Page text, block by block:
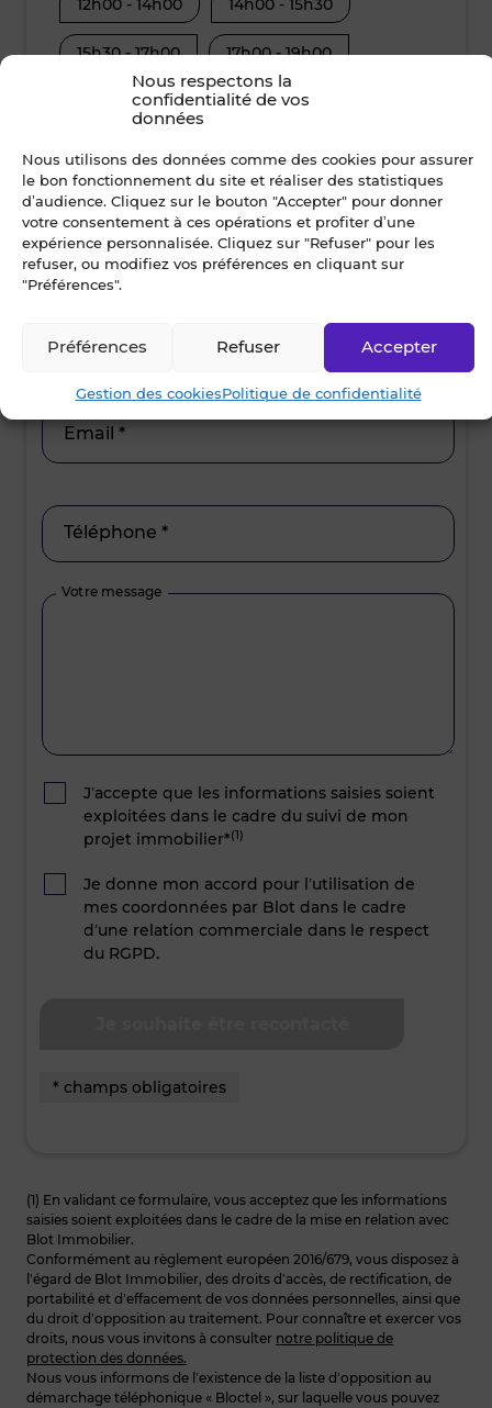
Nous respectons la
confidentialité de vos
données
Nous utilisons des données comme des cookies pour assurer
le bon fonctionnement du site et réaliser des statistiques
d’audience. Cliquez sur le bouton "Accepter" pour donner
votre consentement à ces opérations et profiter d’une
expérience personnalisée. Cliquez sur "Refuser" pour les
refuser, ou modifiez vos préférences en cliquant sur
"Préférences".
Accepter
Refuser
Préférences
Gestion des cookiesPolitique de confidentialité
12h00 - 14h00 14h00 - 15h30
15h30 - 17h00 17h00 - 19h00 12h00 -
Prénom *
Email *
Téléphone *
Votre message
J’accepte que les informations saisies soient
exploitées dans le cadre du suivi de mon
projet immobilier*(1)
Je donne mon accord pour l’utilisation de
mes coordonnées par Blot dans le cadre
d’une relation commerciale dans le respect
du RGPD.
* champs obligatoires
(1) En validant ce formulaire, vous acceptez que les informations
saisies soient exploitées dans le cadre de la mise en relation avec
Blot Immobilier.
Conformément au règlement européen 2016/679, vous disposez à
l’égard de Blot Immobilier, des droits d’accès, de rectification, de
portabilité et d’effacement de vos données personnelles, ainsi que
du droit d’opposition au traitement. Pour connaître et exercer vos
droits, nous vous invitons à consulter notre politique de
protection des données.
Nous vous informons de l’existence de la liste d’opposition au
démarchage téléphonique « Bloctel », sur laquelle vous pouvez